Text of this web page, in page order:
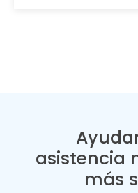
asistencia
más